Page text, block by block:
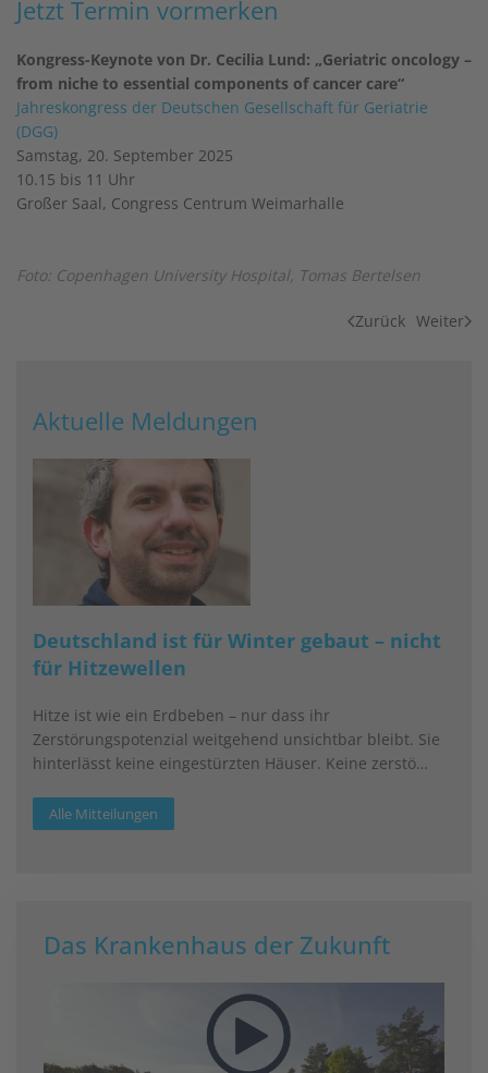
Jetzt Termin vormerken
Kongress-Keynote von Dr. Cecilia Lund: „Geriatric oncology –
from niche to essential components of cancer care“
Jahreskongress der Deutschen Gesellschaft für Geriatrie
(DGG)
Samstag, 20. September 2025
10.15 bis 11 Uhr
Großer Saal, Congress Centrum Weimarhalle
Foto: Copenhagen University Hospital, Tomas Bertelsen
Zurück Weiter
Aktuelle Meldungen
Deutschland ist für Winter gebaut – nicht
für Hitzewellen
Hitze ist wie ein Erdbeben – nur dass ihr
Zerstörungspotenzial weitgehend unsichtbar bleibt. Sie
hinterlässt keine eingestürzten Häuser. Keine zerstö…
Alle Mitteilungen
Das Krankenhaus der Zukunft